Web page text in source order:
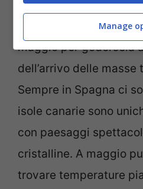
offre spiagge
un’atmosfera rilassata.
maggio per godersela
dell’arrivo delle
Sempre in Spagna ci
isole canarie sono
con paesaggi
cristalline. A maggio
trovare temperature
Manage